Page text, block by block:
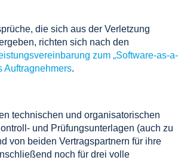
die sich aus der Verletzung
richten sich nach den
zum „Software-as-a-
Auftragnehmers.
technischen und organisatorischen
und Prüfungsunterlagen (auch zu
von beiden Vertragspartnern für ihre
noch für drei volle